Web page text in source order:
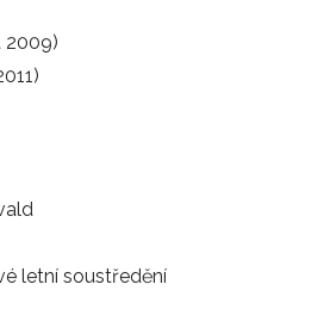
míří výš. Cílem pro…
na základě…
2009)
letní soustředění